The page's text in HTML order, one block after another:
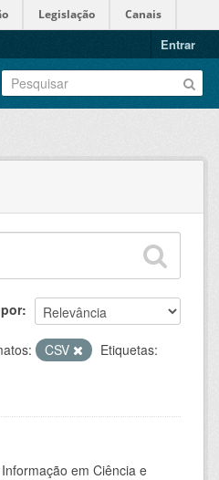
Legislação Canais
Entrar
CSV
Etiquetas:
em Ciência e